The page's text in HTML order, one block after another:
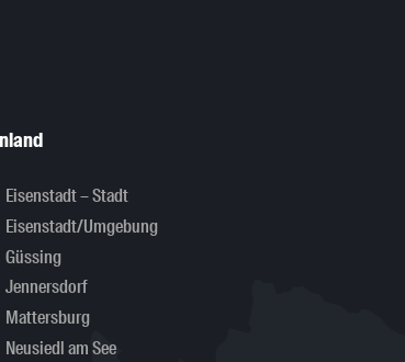
Eisenstadt – Stadt
Eisenstadt/Umgebung
Güssing
Jennersdorf
Mattersburg
Neusiedl am See